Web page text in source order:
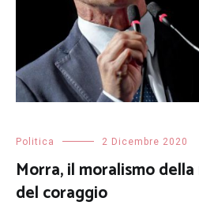
Politica 2 Dicembre 2020
Morra, il moralismo
del coraggio